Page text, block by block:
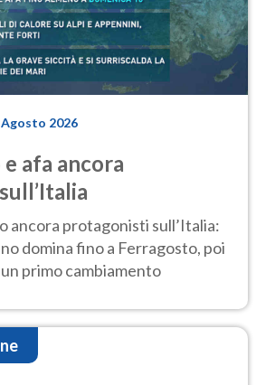
Agosto 2026
afa ancora
ancora protagonisti sull’Italia:
domina fino a Ferragosto, poi
primo cambiamento